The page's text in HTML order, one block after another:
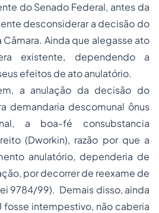
do Senado Federal, antes da
desconsiderar a decisão do
Ainda que alegasse ato
existente, dependendo a
efeitos de ato anulatório.
a anulação da decisão do
demandaria descomunal ônus
a boa-fé consubstancia
(Dworkin), razão por que a
anulatório, dependeria de
por decorrer de reexame de
9784/99). Demais disso, ainda
fosse intempestivo, não caberia